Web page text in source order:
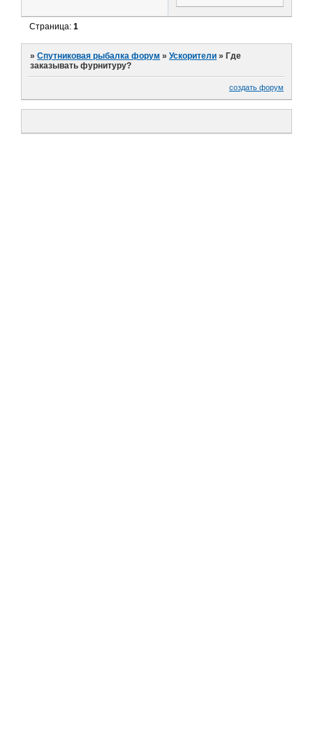
Страница:1
»Спутниковая рыбалка форум »Ускорители »Где
заказывать фурнитуру?
создать форум